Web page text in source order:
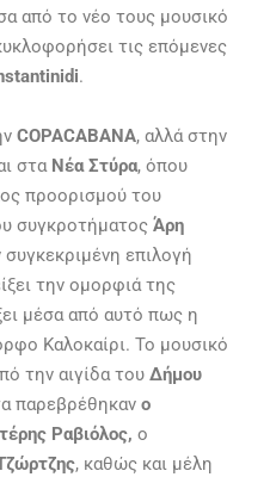
από το νέο τους μουσικό
τις επόμενες
.
COPACABANA, αλλά στην
στα Νέα Στύρα, όπου
προορισμού του
συγκροτήματος Άρη
συγκεκριμένη επιλογή
την ομορφιά της
μέσα από αυτό πως η
Καλοκαίρι. Το μουσικό
την αιγίδα του Δήμου
παρεβρέθηκαν ο
Ραβιόλος, ο
, καθώς και μέλη